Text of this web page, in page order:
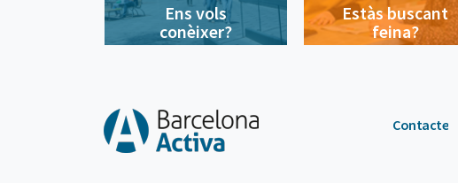
Ens vols
conèixer?
Estàs buscant
feina?
Contacte